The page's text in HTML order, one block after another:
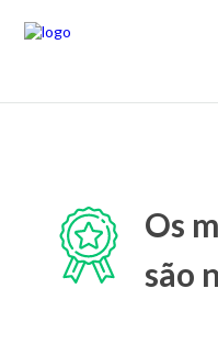
Os
são